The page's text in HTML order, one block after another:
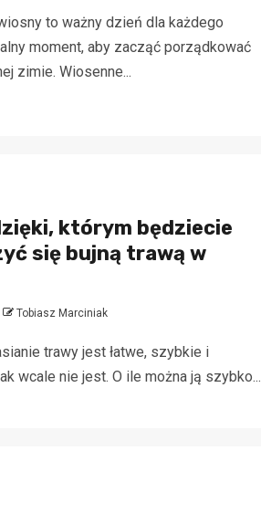
to ważny dzień dla każdego
moment, aby zacząć porządkować
zimie. Wiosenne...
którym będziecie
się bujną trawą w
Tobiasz Marciniak
trawy jest łatwe, szybkie i
wcale nie jest. O ile można ją szybko...